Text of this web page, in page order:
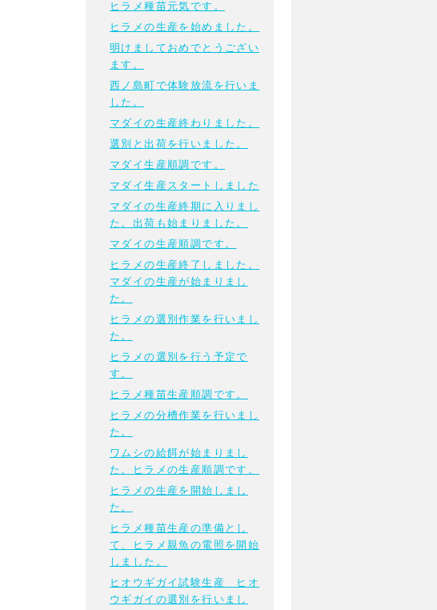
ヒラメ種苗元気です。
ヒラメの生産を始めました。
明けましておめでとうござい
ます。
西ノ島町で体験放流を行いま
した。
マダイの生産終わりました。
選別と出荷を行いました。
マダイ生産順調です。
マダイ生産スタートしました
マダイの生産終期に入りまし
た。出荷も始まりました。
マダイの生産順調です。
ヒラメの生産終了しました。
マダイの生産が始まりまし
た。
ヒラメの選別作業を行いまし
た。
ヒラメの選別を行う予定で
す。
ヒラメ種苗生産順調です。
ヒラメの分槽作業を行いまし
た。
ワムシの給餌が始まりまし
た。ヒラメの生産順調です。
ヒラメの生産を開始しまし
た。
ヒラメ種苗生産の準備とし
て、ヒラメ親魚の電照を開始
しました。
ヒオウギガイ試験生産 ヒオ
ウギガイの選別を行いまし